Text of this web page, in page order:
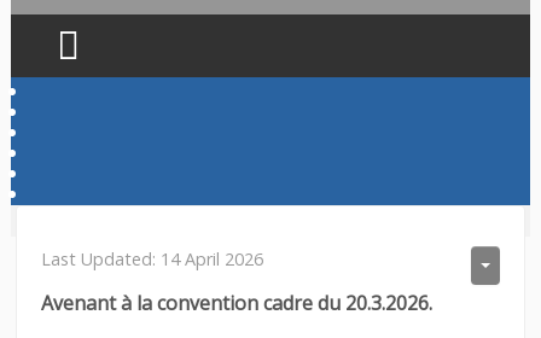
DOCUMENTS
LINKS
Last Updated: 14 April 2026
Avenant à la convention cadre du 20.3.2026.